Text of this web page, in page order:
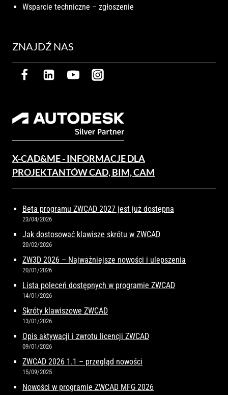
Wsparcie techniczne – zgłoszenie
ZNAJDŹ NAS
X-CAD&ME - INFORMACJE DLA
PROJEKTANTÓW CAD, BIM, CAM
Beta programu ZWCAD 2027 jest już dostępna
23/04/2026
Jak dostosować klawisze skrótu w ZWCAD
20/02/2026
ZW3D 2026 – Najważniejsze nowości i ulepszenia
20/01/2026
Lista poleceń dostępnych w programie ZWCAD
14/01/2026
Skróty klawiszowe ZWCAD
13/01/2026
Opis aktywacji i zwrotu licencji ZWCAD
09/01/2026
ZWCAD 2026 1.1 – przegląd nowości
15/09/2025
Nowości w programie ZWCAD MFG 2026